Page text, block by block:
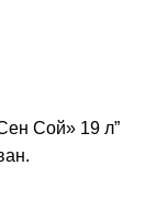
Сой» 19 л”